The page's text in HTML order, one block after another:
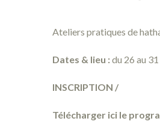
Ateliers pratiques de
Dates & lieu :du 26 au
INSCRIPTION /
Télécharger ici le